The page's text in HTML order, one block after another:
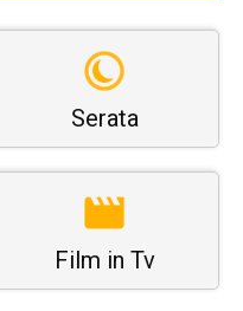
Serata
Film in Tv